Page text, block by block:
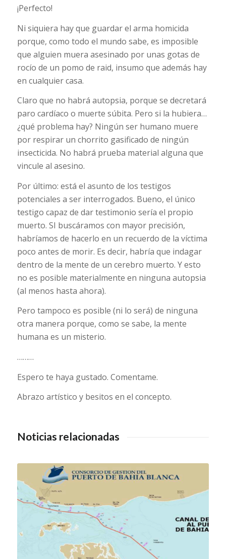
¡Perfecto!
Ni siquiera hay que guardar el arma homicida
porque, como todo el mundo sabe, es imposible
que alguien muera asesinado por unas gotas de
rocío de un pomo de raid, insumo que además hay
en cualquier casa.
Claro que no habrá autopsia, porque se decretará
paro cardíaco o muerte súbita. Pero si la hubiera…
¿qué problema hay? Ningún ser humano muere
por respirar un chorrito gasificado de ningún
insecticida. No habrá prueba material alguna que
vincule al asesino.
Por último: está el asunto de los testigos
potenciales a ser interrogados. Bueno, el único
testigo capaz de dar testimonio sería el propio
muerto. SI buscáramos con mayor precisión,
habríamos de hacerlo en un recuerdo de la víctima
poco antes de morir. Es decir, habría que indagar
dentro de la mente de un cerebro muerto. Y esto
no es posible materialmente en ninguna autopsia
(al menos hasta ahora).
Pero tampoco es posible (ni lo será) de ninguna
otra manera porque, como se sabe, la mente
humana es un misterio.
………
Espero te haya gustado. Comentame.
Abrazo artístico y besitos en el concepto.
Noticias relacionadas